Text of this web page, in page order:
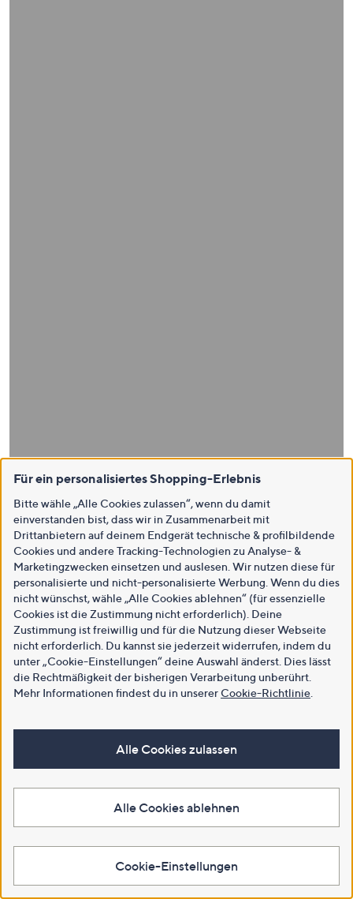
Für ein personalisiertes Shopping-Erlebnis
Bitte wähle „Alle Cookies zulassen“, wenn du damit
einverstanden bist, dass wir in Zusammenarbeit mit
Drittanbietern auf deinem Endgerät technische & profilbildende
Cookies und andere Tracking-Technologien zu Analyse- &
Marketingzwecken einsetzen und auslesen. Wir nutzen diese für
personalisierte und nicht-personalisierte Werbung. Wenn du dies
nicht wünschst, wähle „Alle Cookies ablehnen“ (für essenzielle
Cookies ist die Zustimmung nicht erforderlich). Deine
Zustimmung ist freiwillig und für die Nutzung dieser Webseite
nicht erforderlich. Du kannst sie jederzeit widerrufen, indem du
unter „Cookie-Einstellungen“ deine Auswahl änderst. Dies lässt
die Rechtmäßigkeit der bisherigen Verarbeitung unberührt.
Mehr Informationen findest du in unsererCookie-Richtlinie
Alle Cookies zulassen
Alle Cookies ablehnen
Cookie-Einstellungen